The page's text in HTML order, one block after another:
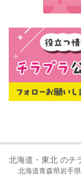
北海道・東北 のチ
北海道青森県岩手県